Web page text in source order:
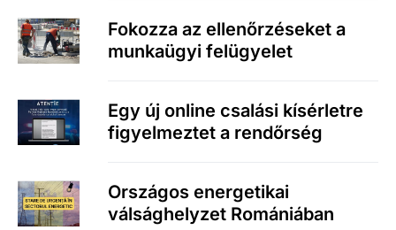
Fokozza az ellenőrzéseket a
munkaügyi felügyelet
Egy új online csalási kísérletre
figyelmeztet a rendőrség
Országos energetikai
válsághelyzet Romániában